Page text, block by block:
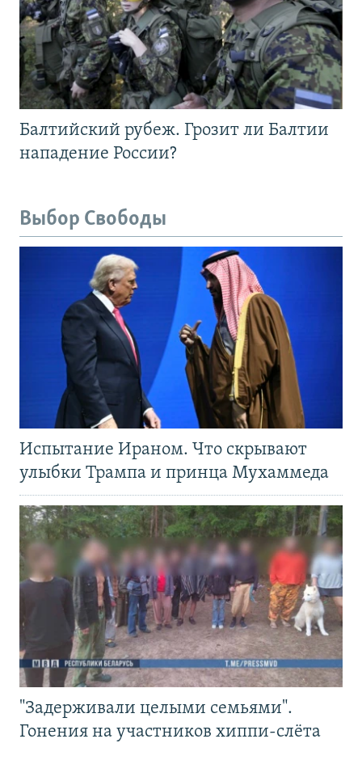
Балтийский рубеж. Грозит ли Балтии
нападение России?
Выбор Свободы
Испытание Ираном. Что скрывают
улыбки Трампа и принца Мухаммеда
"Задерживали целыми семьями".
Гонения на участников хиппи-слёта